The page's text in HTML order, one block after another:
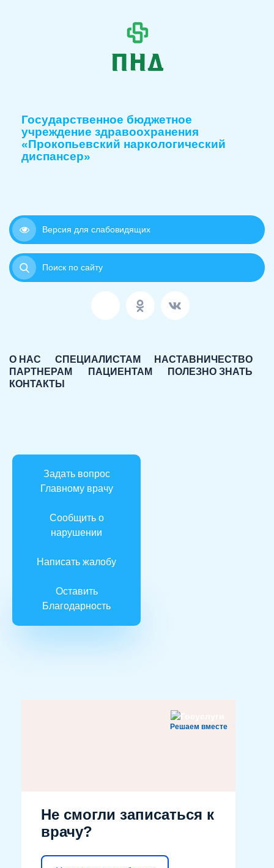
Государственное бюджетное
учреждение здравоохранения
«Прокопьевский наркологический
диспансер»
Версия для слабовидящих
Поиск по сайту
О НАС СПЕЦИАЛИСТАМ
НАСТАВНИЧЕСТВО
ПАРТНЕРАМ
ПАЦИЕНТАМ
ПОЛЕЗНО ЗНАТЬ
КОНТАКТЫ
Задать вопрос
Главному врачу
Сообщить о
нарушении
Написать жалобу
Оставить
Благодарность
Решаем вместе
Не смогли записаться к
врачу?